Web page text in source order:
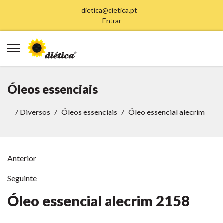
dietica@dietica.pt
Entrar
Óleos essenciais
/ Diversos Óleos essenciais Óleo essencial alecrim
Anterior
Seguinte
Óleo essencial alecrim 2158